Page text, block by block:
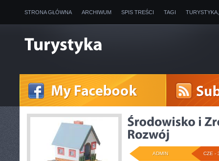
STRONA GŁÓWNA ARCHIWUM SPIS TREŚCI TAGI
CZE -
ADMIN